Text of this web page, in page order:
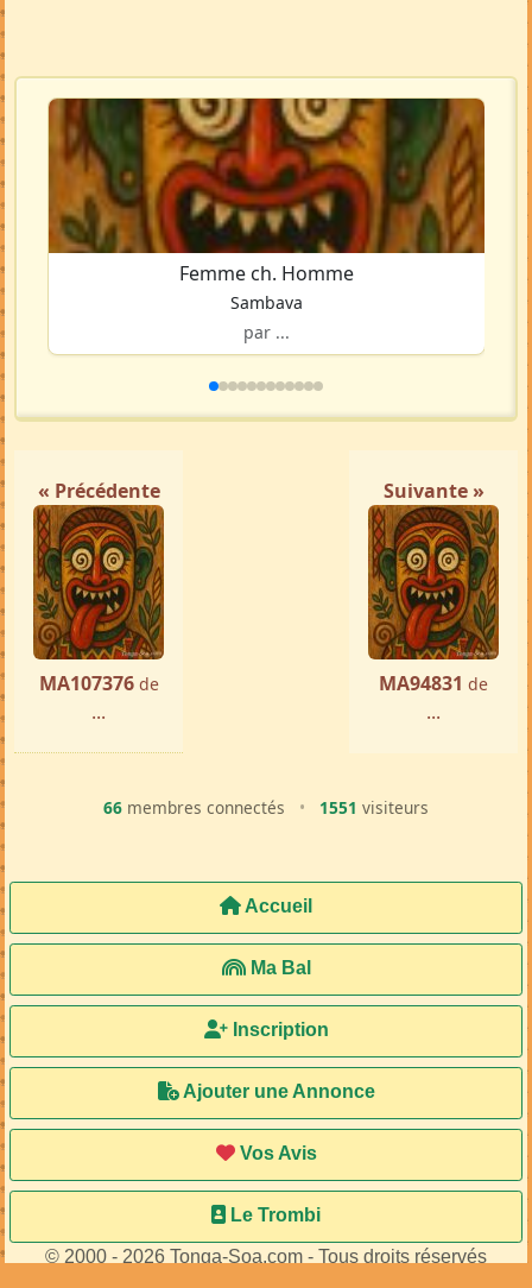
Femme ch. Homme
Sambava
par ...
« Précédente
MA107376 de
...
Suivante »
MA94831 de
...
66 membres connectés • 1551 visiteurs
Accueil
Ma Bal
Inscription
Ajouter une Annonce
Vos Avis
Le Trombi
© 2000 - 2026 Tonga-Soa.com - Tous droits réservés